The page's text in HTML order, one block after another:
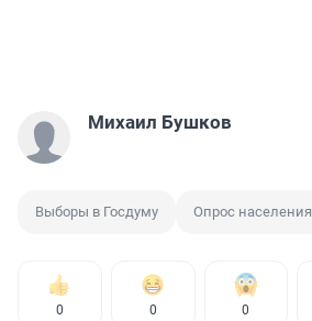
Михаил Бушков
Выборы в Госдуму Опрос населения
0 0 0